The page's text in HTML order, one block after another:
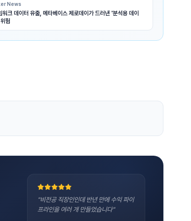
News
워크 데이터 유출, 메타베이스 제로데이가 드러낸 '분석용 데이
험
"비전공 직장인인데 반년 만에 수익 파이
프라인을 여러 개 만들었습니다"